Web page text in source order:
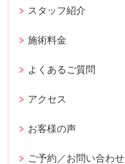
スタッフ紹介
施術料金
よくあるご質問
アクセス
お客様の声
ご予約／お問い合わせ